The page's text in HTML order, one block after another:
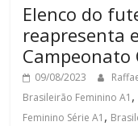
Elenco do
reapresenta
Campeonato
09/08/2023
Brasileirão Feminino A1 ,
Feminino Série A1 ,